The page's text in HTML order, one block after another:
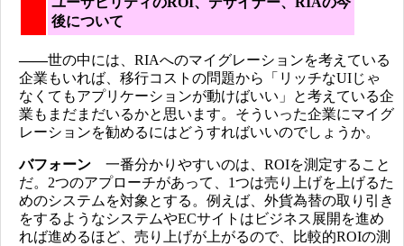
後について
――世の中には、RIAへのマイグレーションを考えている
企業もいれば、移行コストの問題から「リッチなUIじゃ
なくてもアプリケーションが動けばいい」と考えている企
業もまだまだいるかと思います。そういった企業にマイグ
レーションを勧めるにはどうすればいいのでしょうか。
バフォーン 一番分かりやすいのは、ROIを測定すること
だ。2つのアプローチがあって、1つは売り上げを上げるた
めのシステムを対象とする。例えば、外貨為替の取り引き
をするようなシステムやECサイトはビジネス展開を進め
れば進めるほど、売り上げが上がるので、比較的ROIの測